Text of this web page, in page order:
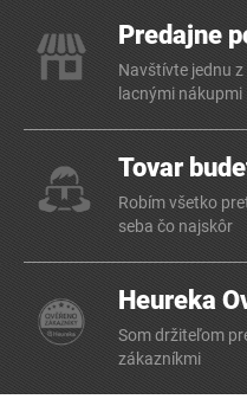
Predajne
Navštívte jednu
lacnými nákupmi
Tovar
Robím všetko
seba čo najskôr
Heureka
Som držiteľom
zákazníkmi